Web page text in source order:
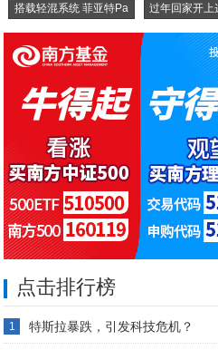
搭载轻混系统 菲亚特Pa 过年回家开上
点击排行榜
1 特斯拉暴跌，引发科技危机？